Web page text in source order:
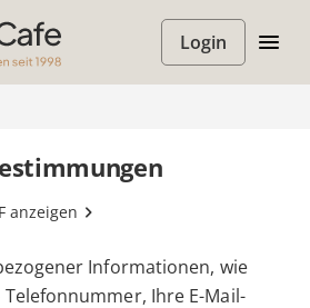
Login
anzeigen
Informationen, wie
Ihre E-Mail-